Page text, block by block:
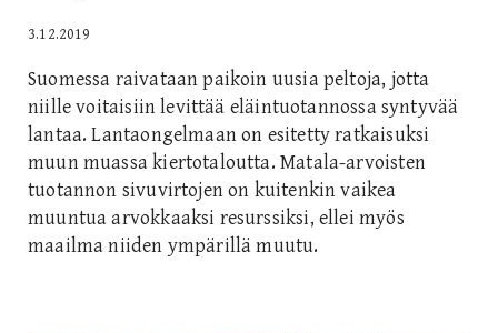
3.12.2019
Suomessa raivataan paikoin uusia peltoja, jotta
niille voitaisiin levittää eläintuotannossa syntyvää
lantaa. Lantaongelmaan on esitetty ratkaisuksi
muun muassa kiertotaloutta. Matala-arvoisten
tuotannon sivuvirtojen on kuitenkin vaikea
muuntua arvokkaaksi resurssiksi, ellei myös
maailma niiden ympärillä muutu.